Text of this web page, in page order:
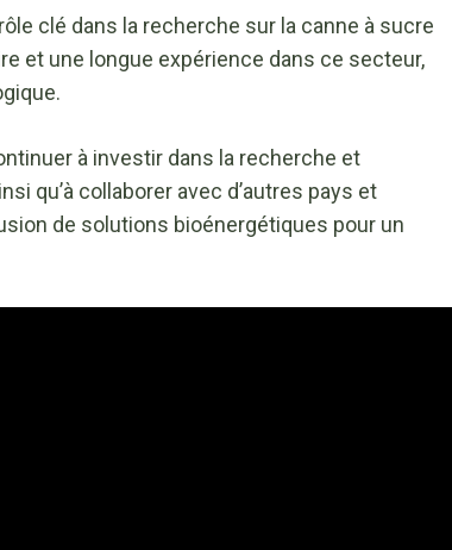
clé dans la recherche sur la canne à sucre
et une longue expérience dans ce secteur,
à investir dans la recherche et
qu’à collaborer avec d’autres pays et
de solutions bioénergétiques pour un